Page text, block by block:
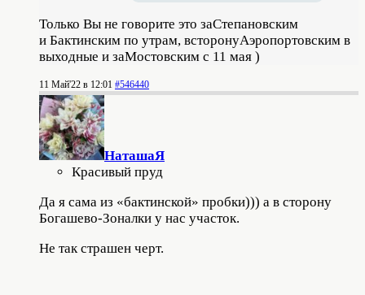
Только Вы не говорите это заСтепановским
и Бактинским по утрам, всторонуАэропортовским в
выходные и заМостовским с 11 мая )
11 Май'22 в 12:01 #546440
НаташаЯ
Красивый пруд
Да я сама из «бактинской» пробки))) а в сторону
Богашево-Зоналки у нас участок.
Не так страшен черт.